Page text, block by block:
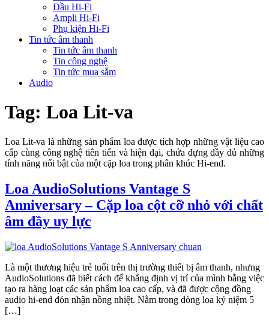
Đầu Hi-Fi
Ampli Hi-Fi
Phụ kiện Hi-Fi
Tin tức âm thanh
Tin tức âm thanh
Tin công nghệ
Tin tức mua sắm
Audio
Tag: Loa Lit-va
Loa Lit-va là những sản phẩm loa được tích hợp những vật liệu cao
cấp cùng công nghệ tiên tiến và hiện đại, chứa đựng đầy đủ những
tính năng nổi bật của một cặp loa trong phân khúc Hi-end.
Loa AudioSolutions Vantage S
Anniversary – Cặp loa cột cỡ nhỏ với chất
âm đầy uy lực
Là một thương hiệu trẻ tuổi trên thị trường thiết bị âm thanh, nhưng
AudioSolutions đã biết cách để khẳng định vị trí của mình bằng việc
tạo ra hàng loạt các sản phẩm loa cao cấp, và đã được cộng đồng
audio hi-end đón nhận nồng nhiệt. Nằm trong dòng loa kỷ niệm 5
[…]